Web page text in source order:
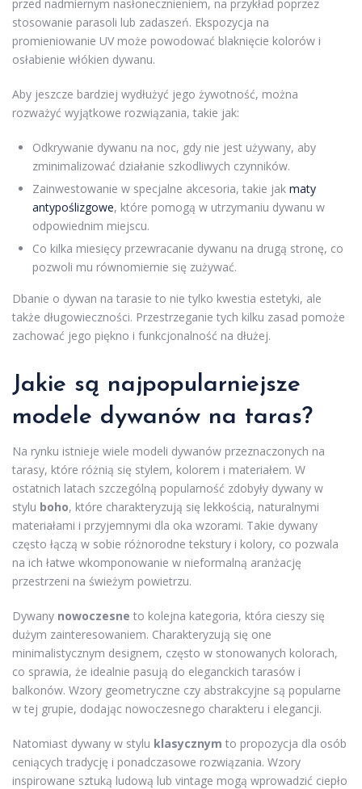
przed nadmiernym nasłonecznieniem, na przykład poprzez
stosowanie parasoli lub zadaszeń. Ekspozycja na
promieniowanie UV może powodować blaknięcie kolorów i
osłabienie włókien dywanu.
Aby jeszcze bardziej wydłużyć jego żywotność, można
rozważyć wyjątkowe rozwiązania, takie jak:
Odkrywanie dywanu na noc, gdy nie jest używany, aby
zminimalizować działanie szkodliwych czynników.
Zainwestowanie w specjalne akcesoria, takie jak maty
antypoślizgowe, które pomogą w utrzymaniu dywanu w
odpowiednim miejscu.
Co kilka miesięcy przewracanie dywanu na drugą stronę, co
pozwoli mu równomiernie się zużywać.
Dbanie o dywan na tarasie to nie tylko kwestia estetyki, ale
także długowieczności. Przestrzeganie tych kilku zasad pomoże
zachować jego piękno i funkcjonalność na dłużej.
Jakie są najpopularniejsze
modele dywanów na taras?
Na rynku istnieje wiele modeli dywanów przeznaczonych na
tarasy, które różnią się stylem, kolorem i materiałem. W
ostatnich latach szczególną popularność zdobyły dywany w
stylu boho, które charakteryzują się lekkością, naturalnymi
materiałami i przyjemnymi dla oka wzorami. Takie dywany
często łączą w sobie różnorodne tekstury i kolory, co pozwala
na ich łatwe wkomponowanie w nieformalną aranżację
przestrzeni na świeżym powietrzu.
Dywany nowoczesne to kolejna kategoria, która cieszy się
dużym zainteresowaniem. Charakteryzują się one
minimalistycznym designem, często w stonowanych kolorach,
co sprawia, że idealnie pasują do eleganckich tarasów i
balkonów. Wzory geometryczne czy abstrakcyjne są popularne
w tej grupie, dodając nowoczesnego charakteru i elegancji.
Natomiast dywany w stylu klasycznym to propozycja dla osób
ceniących tradycję i ponadczasowe rozwiązania. Wzory
inspirowane sztuką ludową lub vintage mogą wprowadzić ciepło